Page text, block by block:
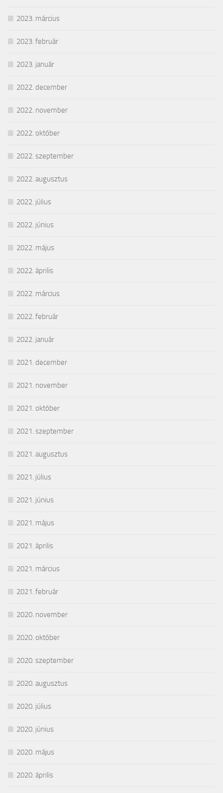
2023. március
2023. február
2023. január
2022. december
2022. november
2022. október
2022. szeptember
2022. augusztus
2022. július
2022. június
2022. május
2022. április
2022. március
2022. február
2022. január
2021. december
2021. november
2021. október
2021. szeptember
2021. augusztus
2021. július
2021. június
2021. május
2021. április
2021. március
2021. február
2020. november
2020. október
2020. szeptember
2020. augusztus
2020. július
2020. június
2020. május
2020. április